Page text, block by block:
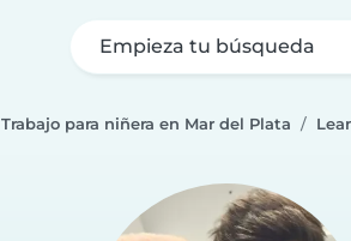
Empieza tu búsqueda
Trabajo para niñera en Mar del Plata